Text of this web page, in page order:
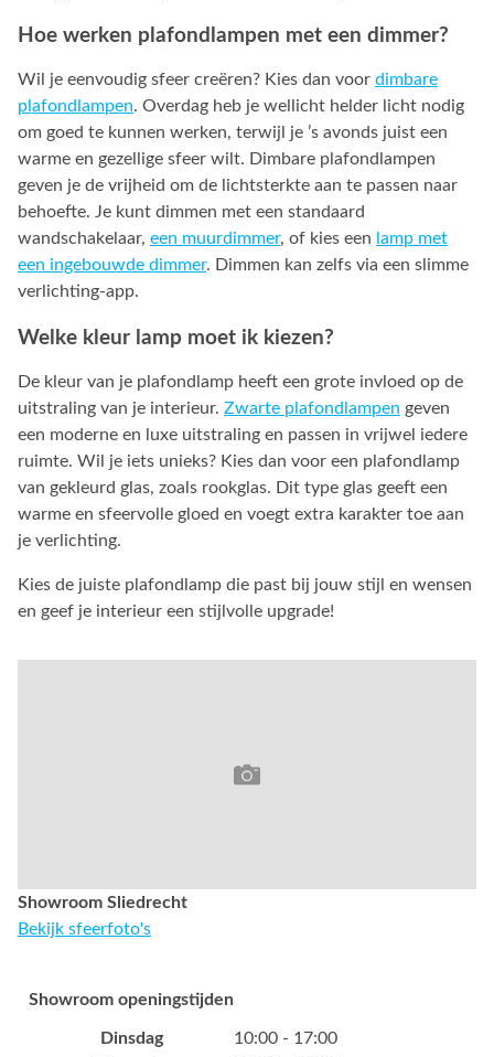
Hoe werken plafondlampen met een dimmer?
Wil je eenvoudig sfeer creëren? Kies dan voor dimbare
plafondlampen. Overdag heb je wellicht helder licht nodig
om goed te kunnen werken, terwijl je ’s avonds juist een
warme en gezellige sfeer wilt. Dimbare plafondlampen
geven je de vrijheid om de lichtsterkte aan te passen naar
behoefte. Je kunt dimmen met een standaard
wandschakelaar, een muurdimmer, of kies een lamp met
een ingebouwde dimmer. Dimmen kan zelfs via een slimme
verlichting-app.
Welke kleur lamp moet ik kiezen?
De kleur van je plafondlamp heeft een grote invloed op de
uitstraling van je interieur. Zwarte plafondlampen geven
een moderne en luxe uitstraling en passen in vrijwel iedere
ruimte. Wil je iets unieks? Kies dan voor een plafondlamp
van gekleurd glas, zoals rookglas. Dit type glas geeft een
warme en sfeervolle gloed en voegt extra karakter toe aan
je verlichting.
Kies de juiste plafondlamp die past bij jouw stijl en wensen
en geef je interieur een stijlvolle upgrade!
Showroom Sliedrecht
Bekijk sfeerfoto's
Showroom openingstijden
Dinsdag
10:00 - 17:00